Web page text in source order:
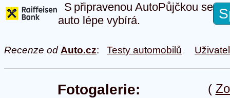
S připravenou AutoPůjčkou se
auto lépe vybírá.
Recenze od Auto.cz: Testy automobilů
(
Fotogalerie: